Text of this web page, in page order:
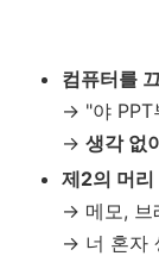
컴퓨터를
→ "야 PPT
→ 생각 없
제2의 머리
→ 메모, 브
→ 너 혼자